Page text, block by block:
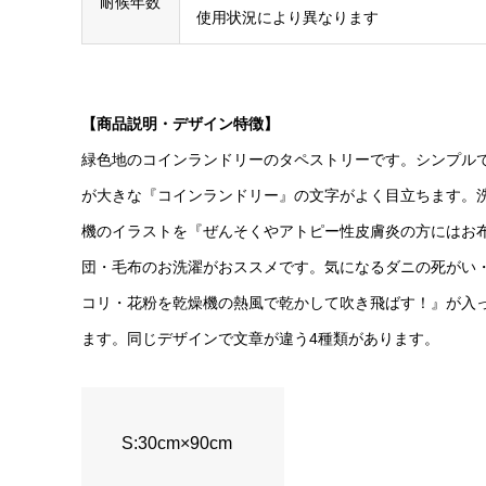
使用状況により異なります
【商品説明・デザイン特徴】
緑色地のコインランドリーのタペストリーです。シンプル
が大きな『コインランドリー』の文字がよく目立ちます。
機のイラストを『ぜんそくやアトピー性皮膚炎の方にはお
団・毛布のお洗濯がおススメです。気になるダニの死がい
コリ・花粉を乾燥機の熱風で乾かして吹き飛ばす！』が入
ます。同じデザインで文章が違う4種類があります。
S:30cm×90cm